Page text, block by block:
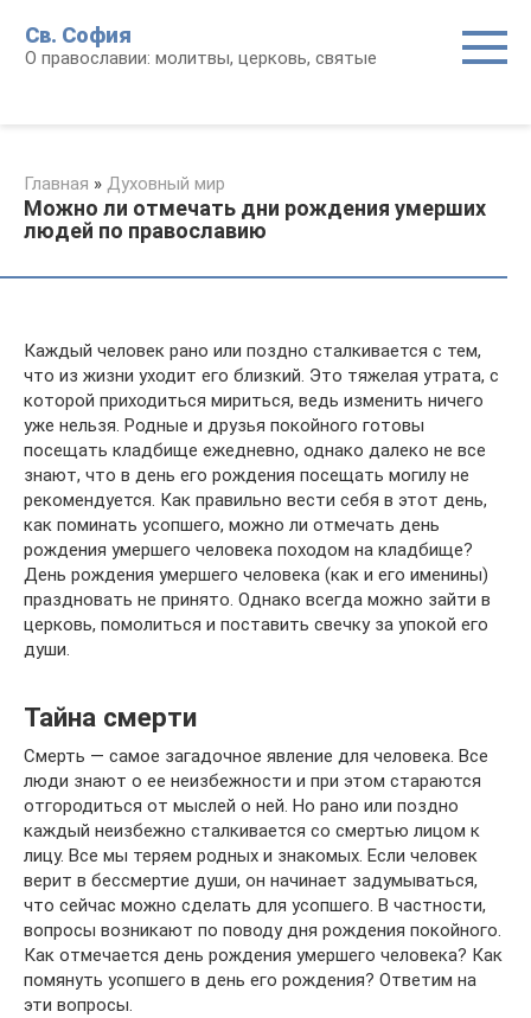
контенту
Св. София
О православии: молитвы, церковь, святые
Главная » Духовный мир
Можно ли отмечать дни рождения умерших
людей по православию
Каждый человек рано или поздно сталкивается с тем,
что из жизни уходит его близкий. Это тяжелая утрата, с
которой приходиться мириться, ведь изменить ничего
уже нельзя. Родные и друзья покойного готовы
посещать кладбище ежедневно, однако далеко не все
знают, что в день его рождения посещать могилу не
рекомендуется. Как правильно вести себя в этот день,
как поминать усопшего, можно ли отмечать день
рождения умершего человека походом на кладбище?
День рождения умершего человека (как и его именины)
праздновать не принято. Однако всегда можно зайти в
церковь, помолиться и поставить свечку за упокой его
души.
Тайна смерти
Смерть — самое загадочное явление для человека. Все
люди знают о ее неизбежности и при этом стараются
отгородиться от мыслей о ней. Но рано или поздно
каждый неизбежно сталкивается со смертью лицом к
лицу. Все мы теряем родных и знакомых. Если человек
верит в бессмертие души, он начинает задумываться,
что сейчас можно сделать для усопшего. В частности,
вопросы возникают по поводу дня рождения покойного.
Как отмечается день рождения умершего человека? Как
помянуть усопшего в день его рождения? Ответим на
эти вопросы.